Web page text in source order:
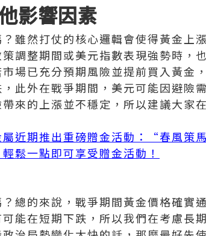
影響因素
雖然打仗的核心邏輯會使得黃金上
調整期間或美元指數表現強勢時，
場已充分預期風險並提前買入黃金
此外在戰爭期間，美元可能因避險
來的上漲並不穩定，所以建議大家
近期推出重磅贈金活動：“春風策
鬆一點即可享受贈金活動！
總的來說，戰爭期間黃金價格確實
能在短期下跌，所以我們在考慮長